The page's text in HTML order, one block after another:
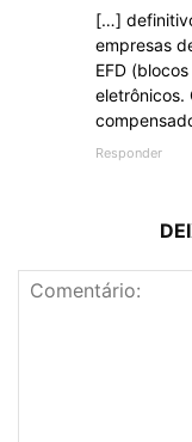
[…]
empresas
EFD
eletrônicos.
Responder